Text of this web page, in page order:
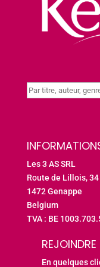
Les 3 AS SRL
Route de Lillois, 34
1472 Genappe
Belgium
TVA : BE
En quelques